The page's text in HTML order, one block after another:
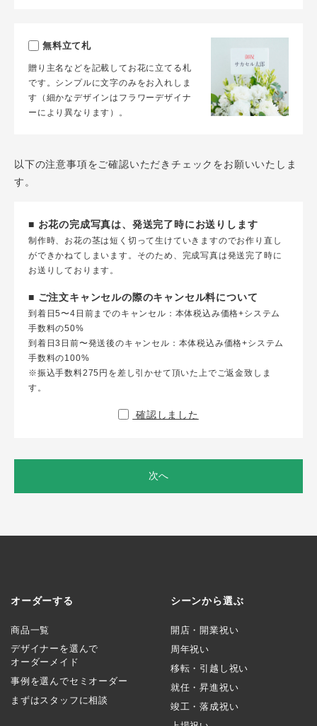
無料立て札
贈り主名などを記載してお花に立てる札
です。シンプルに文字のみをお入れしま
す（細かなデザインはフラワーデザイナ
ーにより異なります）。
以下の注意事項をご確認いただきチェックをお願いいたしま
す。
■ お花の完成写真は、発送完了時にお送りします
制作時、お花の茎は短く切って生けていきますのでお作り直し
ができかねてしまいます。そのため、完成写真は発送完了時に
お送りしております。
■ ご注文キャンセルの際のキャンセル料について
到着日5〜4日前までのキャンセル：本体税込み価格+システム
手数料の50%
到着日3日前〜発送後のキャンセル：本体税込み価格+システム
手数料の100%
※振込手数料275円を差し引かせて頂いた上でご返金致しま
す。
確認しました
次へ
オーダーする
商品一覧
デザイナーを選んで
オーダーメイド
事例を選んでセミオーダー
まずはスタッフに相談
シーンから選ぶ
開店・開業祝い
周年祝い
移転・引越し祝い
就任・昇進祝い
竣工・落成祝い